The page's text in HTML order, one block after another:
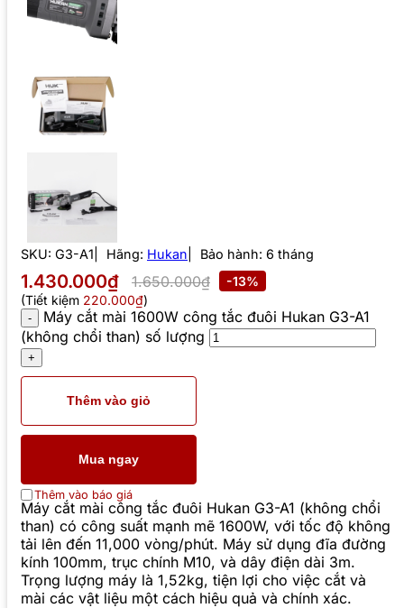
SKU: G3-A1 Hãng: Hukan Bảo hành: 6 tháng
1.430.000₫ 1.650.000₫
-13%
(Tiết kiệm 220.000₫)
Máy cắt mài 1600W công tắc đuôi Hukan G3-A1
(không chổi than) số lượng
Thêm vào giỏ
Mua ngay
Thêm vào báo giá
Máy cắt mài công tắc đuôi Hukan G3-A1 (không chổi
than) có công suất mạnh mẽ 1600W, với tốc độ không
tải lên đến 11,000 vòng/phút. Máy sử dụng đĩa đường
kính 100mm, trục chính M10, và dây điện dài 3m.
Trọng lượng máy là 1,52kg, tiện lợi cho việc cắt và
mài các vật liệu một cách hiệu quả và chính xác.